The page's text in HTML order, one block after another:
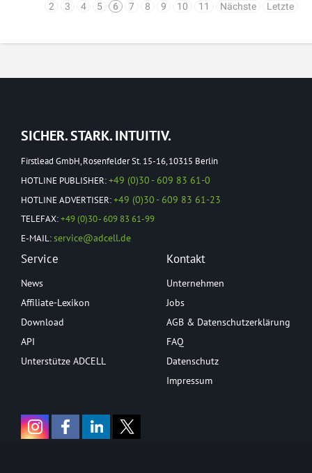
2
3 4 5 6 7 8 9 10 11 Nächste Letzte
SICHER. STARK. INTUITIV.
Firstlead GmbH, Rosenfelder St. 15-16, 10315 Berlin
HOTLINE PUBLISHER:+49 (0)30 - 609 83 61-0
HOTLINE ADVERTISER:+49 (0)30 - 609 83 61-23
TELEFAX:+49 (0)30 - 609 83 61-99
E-MAIL:service@adcell.de
Service
News
Affiliate-Lexikon
Download
API
Unterstütze ADCELL
Kontakt
Unternehmen
Jobs
AGB & Datenschutzerklärung
FAQ
Datenschutz
Impressum